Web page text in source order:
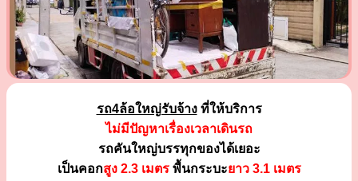
รถ4ล้อใหญ่รับจ้างที่ให้บริการ
ไม่มีปัญหาเรื่องเวลาเดินรถ
รถคันใหญ่บรรทุกของได้เยอะ
เป็นคอกสูง 2.3 เมตรพื้นกระบะยาว 3.1 เมตร